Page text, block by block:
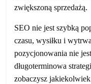
zwiększoną sprzedażą.
SEO nie jest szybką
czasu, wysiłku i
pozycjonowania nie
długoterminowa
zobaczysz